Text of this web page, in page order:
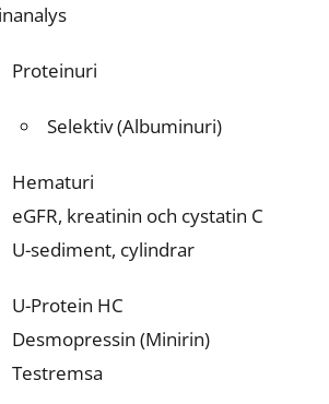
Proteinuri
Selektiv (Albuminuri)
Hematuri
eGFR, kreatinin och cystatin C
U-sediment, cylindrar
U-Protein HC
Desmopressin (Minirin)
Testremsa